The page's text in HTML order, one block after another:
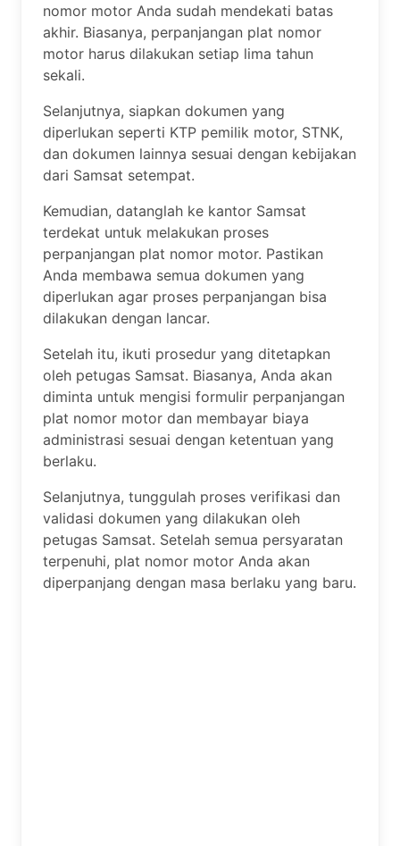
nomor motor Anda sudah mendekati batas
akhir. Biasanya, perpanjangan plat nomor
motor harus dilakukan setiap lima tahun
sekali.
Selanjutnya, siapkan dokumen yang
diperlukan seperti KTP pemilik motor, STNK,
dan dokumen lainnya sesuai dengan kebijakan
dari Samsat setempat.
Kemudian, datanglah ke kantor Samsat
terdekat untuk melakukan proses
perpanjangan plat nomor motor. Pastikan
Anda membawa semua dokumen yang
diperlukan agar proses perpanjangan bisa
dilakukan dengan lancar.
Setelah itu, ikuti prosedur yang ditetapkan
oleh petugas Samsat. Biasanya, Anda akan
diminta untuk mengisi formulir perpanjangan
plat nomor motor dan membayar biaya
administrasi sesuai dengan ketentuan yang
berlaku.
Selanjutnya, tunggulah proses verifikasi dan
validasi dokumen yang dilakukan oleh
petugas Samsat. Setelah semua persyaratan
terpenuhi, plat nomor motor Anda akan
diperpanjang dengan masa berlaku yang baru.